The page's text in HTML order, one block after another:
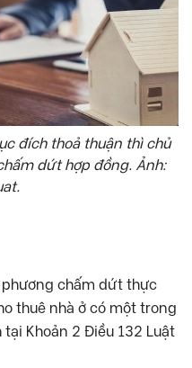
đích thoả thuận thì chủ
dứt hợp đồng. Ảnh:
phương chấm dứt thực
thuê nhà ở có một trong
Khoản 2 Điều 132 Luật